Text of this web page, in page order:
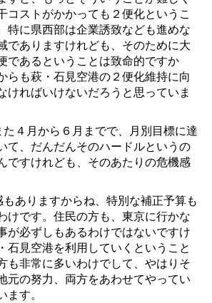
コストがかかっても２便化というこ
特に県西部は企業誘致なども進めな
でありますけれども、そのために大
であるということは致命的ですか
らも萩・石見空港の２便化維持に向
ければいけないだろうと思っていま
４月から６月までで、月別目標に達
て、だんだんそのハードルというの
ですけれども、そのあたりの危機感
ありますからね、特別な補正予算も
けです。住民の方も、東京に行かな
が必ずしもあるわけではないですけ
石見空港を利用していくということ
も非常に多いわけでして、やはりそ
元の努力、両方をあわせてやってい
す。